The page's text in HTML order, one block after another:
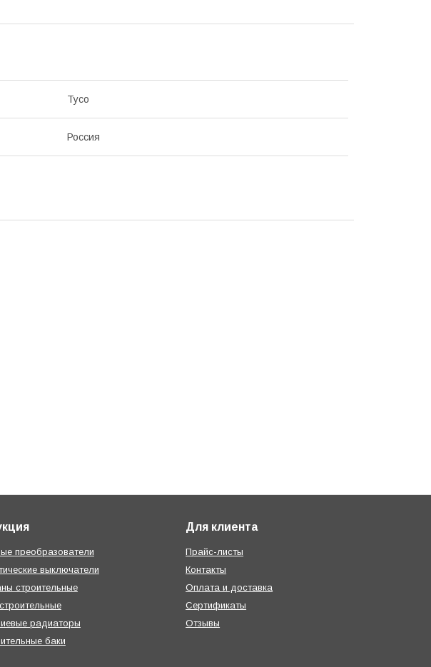
Tyco
Россия
преобразователи
выключатели
строительные
радиаторы
баки
Для клиента
Прайс-листы
Контакты
Оплата и доставка
Сертификаты
Отзывы